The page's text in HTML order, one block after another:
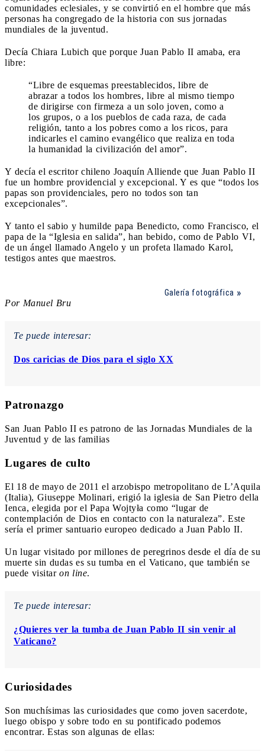
comunidades eclesiales, y se convirtió en el hombre que más
personas ha congregado de la historia con sus jornadas
mundiales de la juventud.
Decía Chiara Lubich que porque Juan Pablo II amaba, era
libre:
“Libre de esquemas preestablecidos, libre de
abrazar a todos los hombres, libre al mismo tiempo
de dirigirse con firmeza a un solo joven, como a
los grupos, o a los pueblos de cada raza, de cada
religión, tanto a los pobres como a los ricos, para
indicarles el camino evangélico que realiza en toda
la humanidad la civilización del amor”.
Y decía el escritor chileno Joaquín Alliende que Juan Pablo II
fue un hombre providencial y excepcional. Y es que “todos los
papas son providenciales, pero no todos son tan
excepcionales”.
Y tanto el sabio y humilde papa Benedicto, como Francisco, el
papa de la “Iglesia en salida”, han bebido, como de Pablo VI,
de un ángel llamado Angelo y un profeta llamado Karol,
testigos antes que maestros.
Galería fotográfica
Por Manuel Bru
Te puede interesar:
Dos caricias de Dios para el siglo XX
Patronazgo
San Juan Pablo II es patrono de las Jornadas Mundiales de la
Juventud y de las familias
Lugares de culto
El 18 de mayo de 2011 el arzobispo metropolitano de L’Aquila
(Italia), Giuseppe Molinari, erigió la iglesia de San Pietro della
Ienca, elegida por el Papa Wojtyła como “lugar de
contemplación de Dios en contacto con la naturaleza”. Este
sería el primer santuario europeo dedicado a Juan Pablo II.
Un lugar visitado por millones de peregrinos desde el día de su
muerte sin dudas es su tumba en el Vaticano, que también se
puede visitar on line.
Te puede interesar:
¿Quieres ver la tumba de Juan Pablo II sin venir al
Vaticano?
Curiosidades
Son muchísimas las curiosidades que como joven sacerdote,
luego obispo y sobre todo en su pontificado podemos
encontrar. Estas son algunas de ellas: